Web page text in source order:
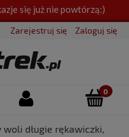
się już nie powtórzą:)
Zarejestruj się Zaloguj się
długie rękawiczki,